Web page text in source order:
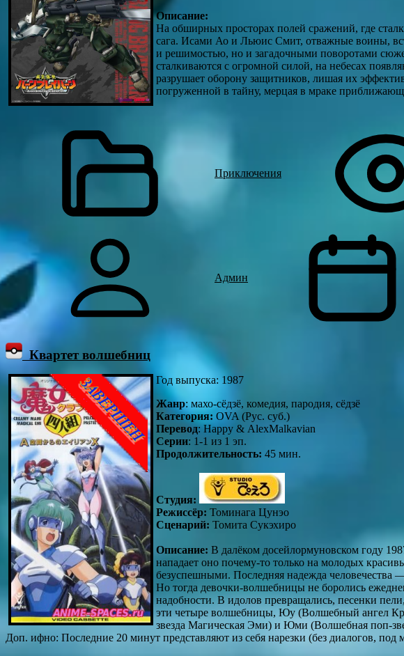
Описание:
На обширных просторах полей сражений, где
сага. Исами Ао и Льюис Смит, отважные воины,
и решимостью, но и загадочными поворотами
сталкиваются с огромной силой, на небесах
разрушает оборону защитников, лишая их
погруженной в тайну, мерцая в мраке
Приключения
Админ
Квартет волшебниц
Год выпуска: 1987
Жанр: махо-сёдзё, комедия, пародия, сёдзё
Категория: OVA (Рус. суб.)
Перевод: Нарру & AlexMalkavian
Серии: 1-1 из 1 эп.
Продолжительность: 45 мин.
Студия:
Режиссёр: Томинага Цунэо
Сценарий: Томита Сукэхиро
Описание: В далёком досейлормуновском году
нападает оно почему-то только на молодых
безуспешными. Последняя надежда человечества
Но тогда девочки-волшебницы не боролись
надобности. В идолов превращались, песенки
эти четыре волшебницы, Юу (Волшебный ангел
звезда Магическая Эми) и Юми (Волшебная поп-
Доп. ифно: Последние 20 минут представляют из себя нарезки (без диалогов,